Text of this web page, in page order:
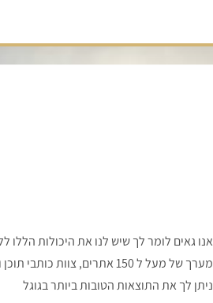
ניתן לך את התוצאות הטובות ביותר בגוגל